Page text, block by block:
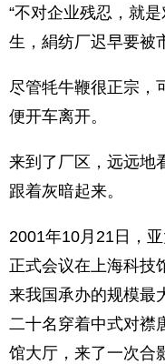
“不对企业残忍，就
生，絹纺厂迟早要被
尽管牦牛鞭很正宗，
便开车离开。
来到了厂区，远远地
跟着灰暗起来。
2001年10月21日，
正式会议在上海科技
来我国承办的规模最
二十名穿着中式对襟
馆大厅，来了一次合